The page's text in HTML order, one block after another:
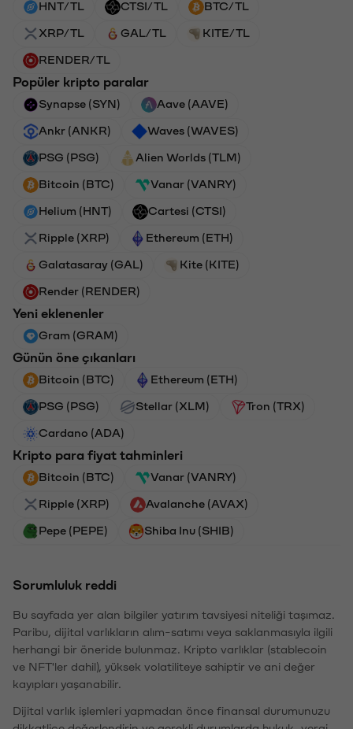
HNT/TL CTSI/TL BTC/TL
XRP/TL GAL/TL KITE/TL
RENDER/TL
Popüler kripto paralar
Synapse (SYN) Aave (AAVE)
Ankr (ANKR) Waves (WAVES)
PSG (PSG) Alien Worlds (TLM)
Bitcoin (BTC) Vanar (VANRY)
Helium (HNT) Cartesi (CTSI)
Ripple (XRP) Ethereum (ETH)
Galatasaray (GAL) Kite (KITE)
Render (RENDER)
Yeni eklenenler
Gram (GRAM)
Günün öne çıkanları
Bitcoin (BTC) Ethereum (ETH)
PSG (PSG) Stellar (XLM) Tron (TRX)
Cardano (ADA)
Kripto para fiyat tahminleri
Bitcoin (BTC) Vanar (VANRY)
Ripple (XRP) Avalanche (AVAX)
Pepe (PEPE) Shiba Inu (SHIB)
Sorumluluk reddi
Bu sayfada yer alan bilgiler yatırım tavsiyesi niteliği taşımaz.
Paribu, dijital varlıkların alım-satımı veya saklanmasıyla ilgili
herhangi bir öneride bulunmaz. Kripto varlıklar (stablecoin
ve NFT'ler dahil), yüksek volatiliteye sahiptir ve ani değer
kayıpları yaşanabilir.
Dijital varlık işlemleri yapmadan önce finansal durumunuzu